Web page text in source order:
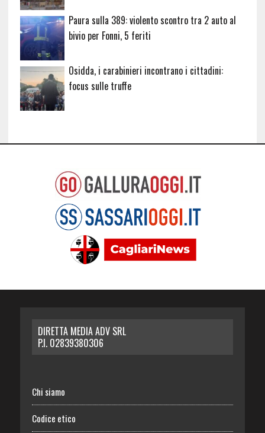
Paura sulla 389: violento scontro tra 2 auto al
bivio per Fonni, 5 feriti
Osidda, i carabinieri incontrano i cittadini:
focus sulle truffe
DIRETTA MEDIA ADV SRL
P.I. 02839380306
Chi siamo
Codice etico